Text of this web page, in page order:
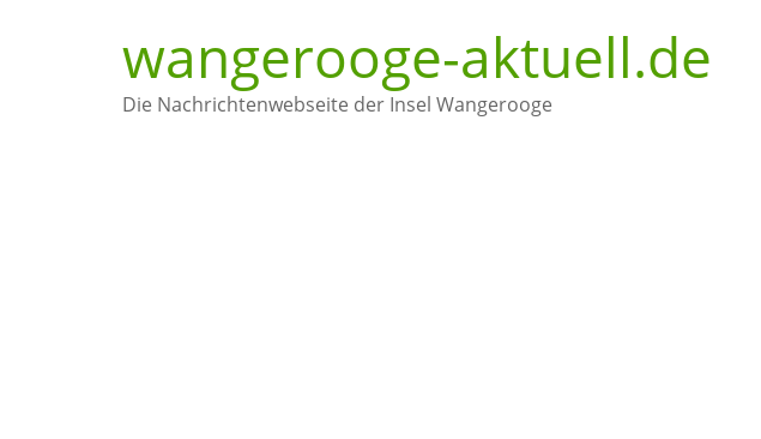
wangerooge-aktuell.de
Die Nachrichtenwebseite der Insel Wangerooge